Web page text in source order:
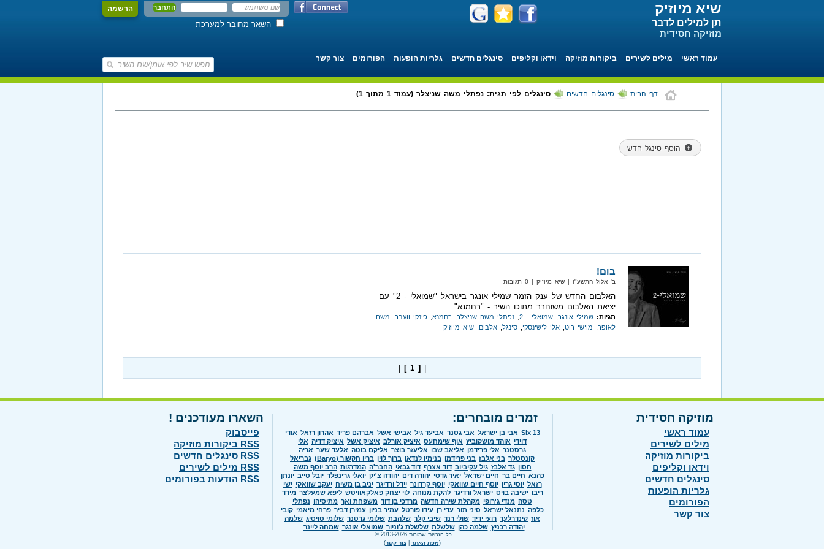
הרשמה
השאר מחובר למערכת
שיא מיוזיק
תן למילים לדבר
מוזיקה חסידית
עמוד ראשי מילים לשירים ביקורות מוזיקה וידאו וקליפים סינגלים חדשים גלריות הופעות הפורומים צור קשר
דף הבית סינגלים חדשים סינגלים לפי תגית: נפתלי משה שניצלר (עמוד 1 מתוך 1)
הוסף סינגל חדש
בום!
ב' אלול התשע"ו‏ | שיא מיוזיק‏ | 0 תגובות
האלבום החדש של ענק הזמר שמילי אונגר בישראל "שמואלי - 2" עם
יציאת האלבום משוחרר מתוכו השיר - "רחמנא".
תגיות: שמילי אונגר שמואלי - 2 נפתלי משה שניצלר רחמנא פינקי וועבר
משה
לאופר
מוישי רוט אלי לישינסקי סינגל אלבום שיא מיוזיק
[ 1 ]
מוזיקה חסידית
עמוד ראשי
מילים לשירים
ביקורות מוזיקה
וידאו וקליפים
סינגלים חדשים
גלריות הופעות
הפורומים
צור קשר
זמרים מובחרים:
Six 13 אבי בן ישראל אבי גסנר אביעד גיל אבישי אשל אברהם פריד אהרון רזאל אודי
דוידי אוהד מושקוביץ אוף שימחעס איציק אורלב איציק אשל איציק דדיה אלי
גרסטנר אלי פרידמן אליאב שבו אליעזר בוצר אליקם בוטה אלעד שער אריה
קונסטלר בני אלבז בני פרידמן בנימין לנדאו ברוך לוין בריו חקשור (Baryo)
גבריאל
חסון גד אלבז גיל עקיביוב דוד אצרף דוד גבאי החבר'ה המדרגות הרב יוסף משה
כהנא חיים בר חיים ישראל יאיר גדסי יהודה דים יהודה צ'יק יואלי גרינפלד יובל טייב יונתן
רזאל יוסי גרין יוסף חיים שוואקי יוסף קרדונר יידל ורדיגר יניב בן משיח יעקב שוואקי ישי
ריבו ישיבה בויס ישראל ורדיגר להקת מנוחה לוי יצחק פאלקאוויטש ליפא שמעלצר מידד
טסה מנדי ג'רופי מקהלת שירה חדשה מרדכי בן דוד משפחת ואך מתיסיהו נפתלי
כלפה נתנאל ישראל סיני תור עדי רן עידו פורטל עמיר בניון עמירן דביר פרחי מיאמי קובי
אוז קינדרלעך רועי ידיד שולי רנד שיבי קלר שלהבת שלומי גרטנר שלומי טויסיג שלמה
יהודה רכניץ שלמה כהן שלשלת שלשלת ג'וניור שמואלי אונגר שמחה ליינר
השארו מעודכנים !
פייסבוק
RSS ביקורות מוזיקה
RSS סינגלים חדשים
RSS מילים לשירים
RSS הודעות בפורומים
כל הזכויות שמורות 2013-2026 ©.
(מפת האתר |צור קשר)